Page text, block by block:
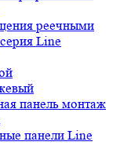
реечными
Line
панель монтаж
панели Line